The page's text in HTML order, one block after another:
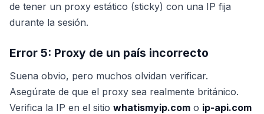
de tener un proxy estático (sticky) con una IP fija
durante la sesión.
Error 5: Proxy de un país incorrecto
Suena obvio, pero muchos olvidan verificar.
Asegúrate de que el proxy sea realmente británico.
Verifica la IP en el sitio whatismyip.com o ip-api.com